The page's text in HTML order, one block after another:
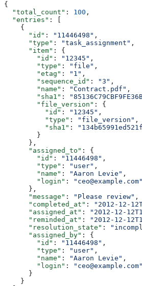
{
  "total_count"
: 100 ,
  "entries"
: [
    {
      "id"
: "11446498" ,
      "type"
: "task_assignment" ,
      "item"
: {
        "id"
: "12345" ,
        "type"
: "file" ,
        "etag"
: "1" ,
        "sequence_id"
: "3" ,
        "name"
: "Contract.pdf" ,
        "sha1"
:
        "file_version"
: {
          "id"
: "12345" ,
          "type"
: "file_version" ,
          "sha1"
:
        }
      },
      "assigned_to"
: {
        "id"
: "11446498" ,
        "type"
: "user" ,
        "name"
: "Aaron Levie" ,
        "login"
:
"ceo@example.com"
      },
      "message"
: "Please review" ,
      "completed_at"
: "2012-12-
      "assigned_at"
: "2012-12-
      "reminded_at"
: "2012-12-
      "resolution_state"
:
      "assigned_by"
: {
        "id"
: "11446498" ,
        "type"
: "user" ,
        "name"
: "Aaron Levie" ,
        "login"
:
"ceo@example.com"
      }
    }